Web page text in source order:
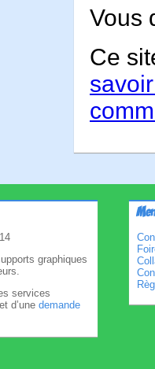
Vous
Ce
graphiques
services
d’une demande